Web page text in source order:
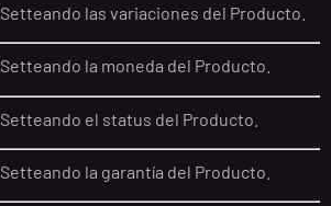
Setteando las variaciones del Producto.
Setteando la moneda del Producto.
Setteando el status del Producto.
Setteando la garantía del Producto.